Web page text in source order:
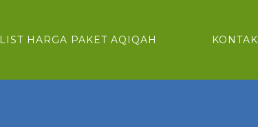
LIST HARGA PAKET AQIQAH KONTAK